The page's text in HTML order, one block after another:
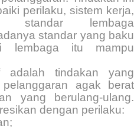
perilaku, sistem kerja,
standar lembaga
standar yang baku
lembaga itu mampu
adalah tindakan yang
agak berat
yang berulang-ulang.
dengan perilaku: